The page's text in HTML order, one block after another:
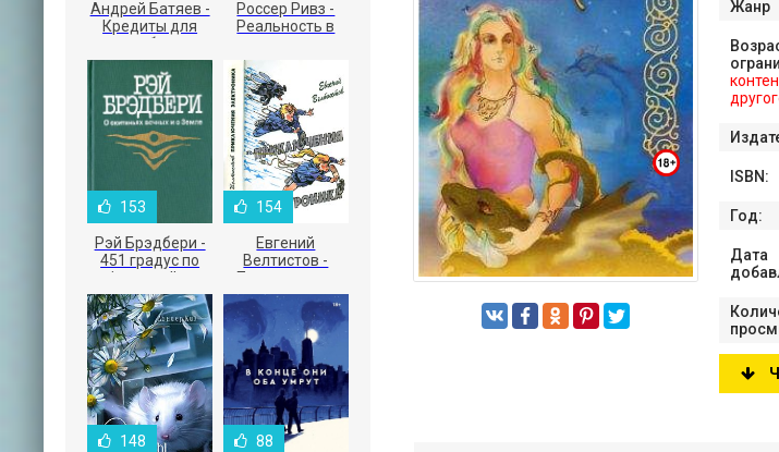
Жанр
ISBN:
Год:
Дата
Андрей Батяев -
Кредиты для
малого бизнеса
Россер Ривз -
Реальность в
153
Рэй Брэдбери -
451 градус по
Фаренгейту
154
Евгений
Велтистов -
Приключения
Электроника
148 88